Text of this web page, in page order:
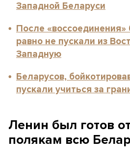
Западной Беларуси
После «воссоединения»
равно не пускали из
Западную
Беларусов,
пускали учиться за
Ленин был готов
полякам всю